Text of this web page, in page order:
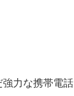
力な携帯電